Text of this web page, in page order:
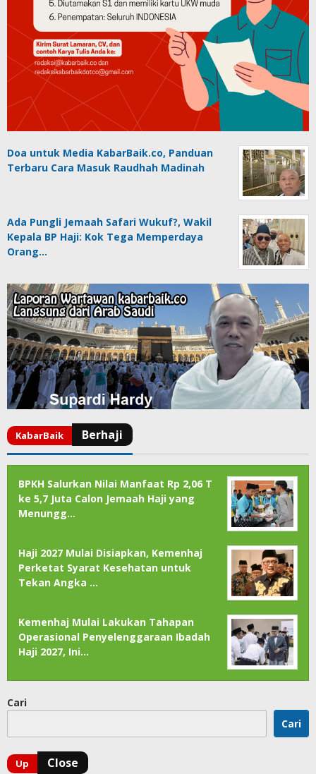
Doa untuk Media KabarBaik.co, Panduan
Terbaru Cara Masuk Raudhah Madinah
Ada Pungli Jemaah Safari Wukuf?, Wakil
Kepala BP Haji: Kok Tega Memperdaya
Orang…
BPKH Salurkan Nilai Manfaat Rp 2,06 T
ke 5,7 Juta Calon Jemaah Haji yang
Menungg…
Haji 2027 Mulai Disiapkan, Kemenhaj
Perketat Syarat Kesehatan untuk
Tekan Angka …
Kemenhaj Mulai Lakukan Tahapan
Operasional Penyelenggaraan Ibadah
Haji 2027, Ini…
Cari
Cari